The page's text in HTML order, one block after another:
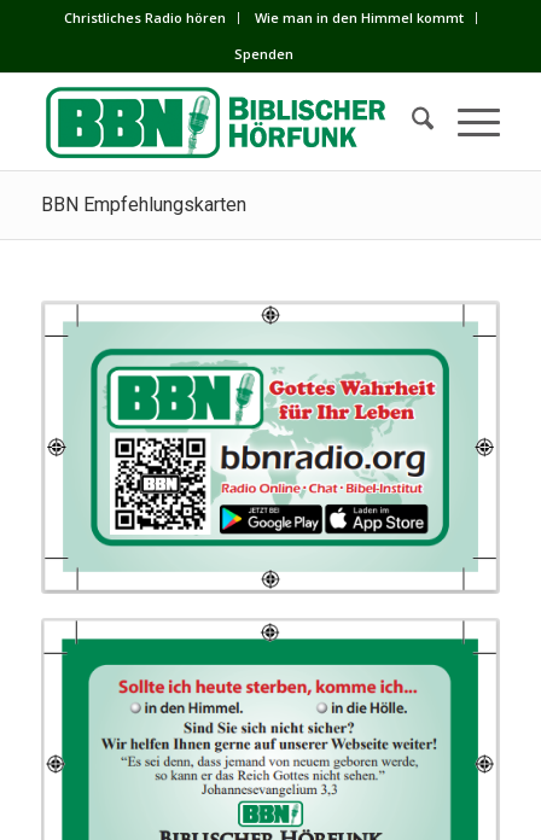
Сhristliches Radio hören
Wie man in den Himmel kommt
Spenden
BBN Empfehlungskarten